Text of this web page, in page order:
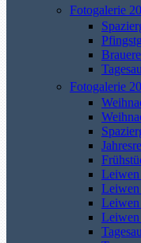
Fotogalerie
Fotogalerie
Leiwen
Leiwen
Leiwen
Leiwen